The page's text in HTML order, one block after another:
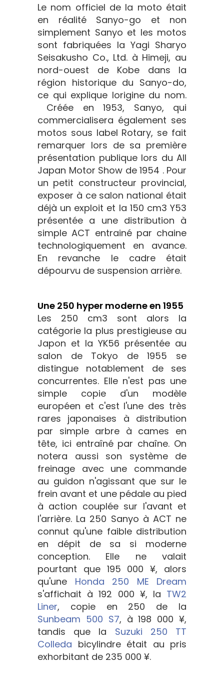
Le nom officiel de la moto était
en réalité Sanyo-go et non
simplement Sanyo et les motos
sont fabriquées la Yagi Sharyo
Seisakusho Co., Ltd. à Himeji, au
nord-ouest de Kobe dans la
région historique du Sanyo-do,
ce qui explique lorigine du nom.
Créée en 1953, Sanyo, qui
commercialisera également ses
motos sous label Rotary, se fait
remarquer lors de sa première
présentation publique lors du All
Japan Motor Show de 1954 . Pour
un petit constructeur provincial,
exposer à ce salon national était
déjà un exploit et la 150 cm3 Y53
présentée a une distribution à
simple ACT entrainé par chaine
technologiquement en avance.
En revanche le cadre était
dépourvu de suspension arrière.
Une 250 hyper moderne en 1955
Les 250 cm3 sont alors la
catégorie la plus prestigieuse au
Japon et la YK56 présentée au
salon de Tokyo de 1955 se
distingue notablement de ses
concurrentes. Elle n'est pas une
simple copie d'un modèle
européen et c'est l'une des très
rares japonaises à distribution
par simple arbre à cames en
tête, ici entraîné par chaîne. On
notera aussi son système de
freinage avec une commande
au guidon n'agissant que sur le
frein avant et une pédale au pied
à action couplée sur l'avant et
l'arrière. La 250 Sanyo à ACT ne
connut qu'une faible distribution
en dépit de sa si moderne
conception. Elle ne valait
pourtant que 195 000 ¥, alors
qu'une Honda 250 ME Dream
s'affichait à 192 000 ¥, la TW2
Liner, copie en 250 de la
Sunbeam 500 S7, à 198 000 ¥,
tandis que la Suzuki 250 TT
Colleda bicylindre était au pris
exhorbitant de 235 000 ¥.